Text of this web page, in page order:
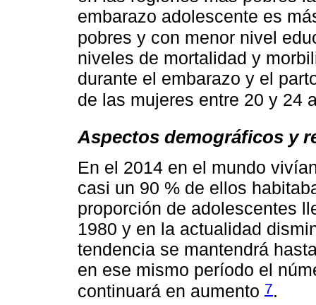
embarazo adolescente es
pobres y con menor nivel
niveles de mortalidad y
durante el embarazo y el
de las mujeres entre 20 y 24
Aspectos demográficos y
En el 2014 en el mundo
casi un 90 % de ellos
proporción de adolescentes
1980 y en la actualidad
tendencia se mantendrá
en ese mismo período el
continuará en aumento 7.